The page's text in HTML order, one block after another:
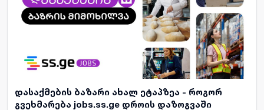
დასაქმების ბაზარი ახალ ეტაპზეა - როგორ
გვეხმარება jobs.ss.ge დროის დაზოგვაში